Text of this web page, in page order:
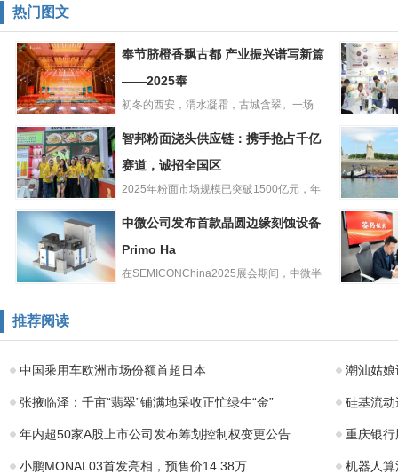
热门图文
奉节脐橙香飘古
都 产业振兴谱写
新篇——2025奉
奉节脐橙香飘古都 产业振兴谱写新篇
——2025奉
初冬的西安，渭水凝霜，古城含翠。一场
广交会搭
产线接棒
洁柔以“
纸”诠
智邦粉面浇头供
应链：携手抢占
千亿赛道，诚招
全国区
智邦粉面浇头供应链：携手抢占千亿
赛道，诚招全国区
2025年粉面市场规模已突破1500亿元，年
同安区人
以“武装
抓手 奏
款晶圆边缘刻蚀
中微公司发布首款晶圆边缘刻蚀设备
Primo Ha
在SEMICONChina2025展会期间，中微半
推荐阅读
中国乘用车欧洲市场份额首超日本 潮汕姑娘
张掖临泽：千亩“翡翠”铺满地采收正忙绿生“金” 硅基流
年内超50家A股上市公司发布筹划控制权变更公告 重庆银
小鹏MONAL03首发亮相，预售价14.38万 机器人